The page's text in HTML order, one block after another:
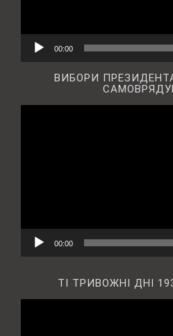
00:00
ВИБОРИ
00:00
ТІ ТРИВОЖНІ ДНІ